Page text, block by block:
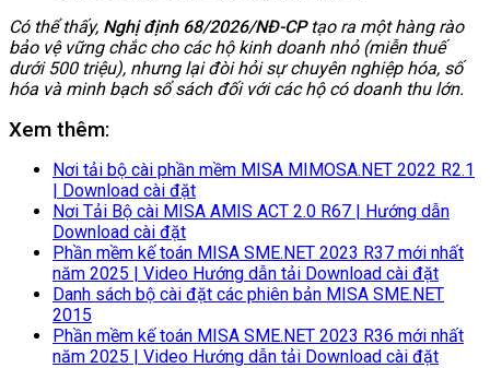
Có thể thấy, Nghị định 68/2026/NĐ-CPtạo ra một hàng rào
bảo vệ vững chắc cho các hộ kinh doanh nhỏ (miễn thuế
dưới 500 triệu), nhưng lại đòi hỏi sự chuyên nghiệp hóa, số
hóa và minh bạch sổ sách đối với các hộ có doanh thu lớn.
Xem thêm:
Nơi tải bộ cài phần mềm MISA MIMOSA.NET 2022 R2.1
| Download cài đặt
Nơi Tải Bộ cài MISA AMIS ACT 2.0 R67 | Hướng dẫn
Download cài đặt
Phần mềm kế toán MISA SME.NET 2023 R37 mới nhất
năm 2025 | Video Hướng dẫn tải Download cài đặt
Danh sách bộ cài đặt các phiên bản MISA SME.NET
2015
Phần mềm kế toán MISA SME.NET 2023 R36 mới nhất
năm 2025 | Video Hướng dẫn tải Download cài đặt